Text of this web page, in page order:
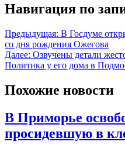
Навигация по
Предыдущая: В Госдуме
со дня рождения Ожегова
Далее: Озвучены детали
Политика у его дома в
Похожие новости
В Приморье
просидевшую в